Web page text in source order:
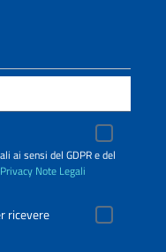
ai sensi del GDPR e del
Privacy Note Legali
ricevere